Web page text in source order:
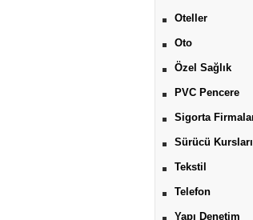
Oteller
Oto
Özel Sağlık
PVC Pencere
Sigorta
Sürücü Kursları
Tekstil
Telefon
Yapı Denetim